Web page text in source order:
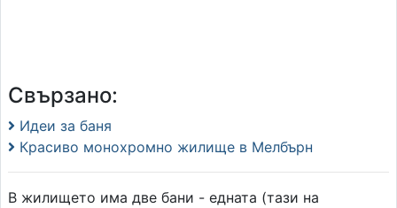
Свързано:
Идеи за баня
Красиво монохромно жилище в Мелбърн
В жилището има две бани - едната (тази на